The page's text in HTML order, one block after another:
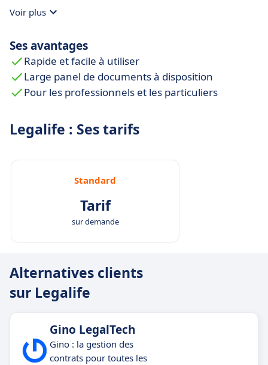
temps de rédaction et traite des documents s'en
documents s'en trouvent drastiquement réduites.
Voir plus
Ses avantages
Rapide et facile à utiliser
Large panel de documents à disposition
Pour les professionnels et les particuliers
Legalife : Ses tarifs
Standard
Tarif
sur demande
Alternatives clients
sur Legalife
Gino LegalTech
Gino : la gestion des
contrats pour toutes les